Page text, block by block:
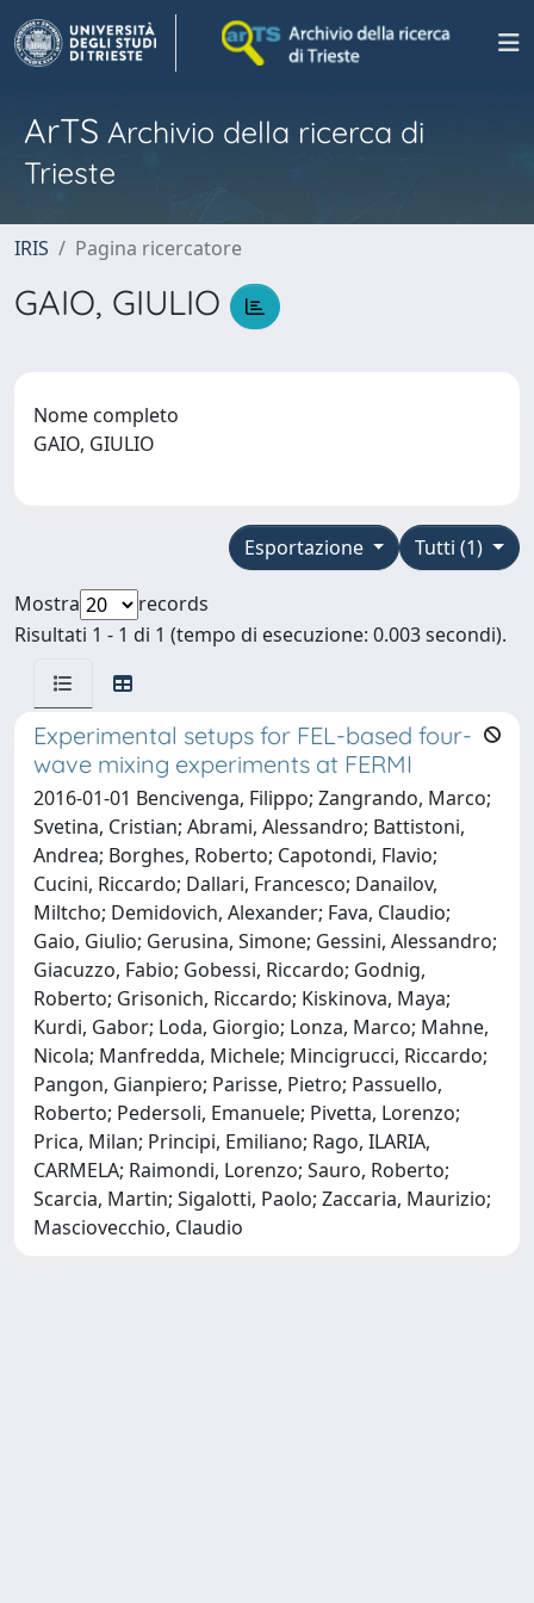
ArTS Archivio della ricerca di
Trieste
IRIS Pagina ricercatore
GAIO, GIULIO
Nome completo
GAIO, GIULIO
Tutti (1)
Esportazione
Mostra
records
Risultati 1 - 1 di 1 (tempo di esecuzione: 0.003 secondi).
Experimental setups for FEL-based four-
wave mixing experiments at FERMI
2016-01-01 Bencivenga, Filippo; Zangrando, Marco;
Svetina, Cristian; Abrami, Alessandro; Battistoni,
Andrea; Borghes, Roberto; Capotondi, Flavio;
Cucini, Riccardo; Dallari, Francesco; Danailov,
Miltcho; Demidovich, Alexander; Fava, Claudio;
Gaio, Giulio; Gerusina, Simone; Gessini, Alessandro;
Giacuzzo, Fabio; Gobessi, Riccardo; Godnig,
Roberto; Grisonich, Riccardo; Kiskinova, Maya;
Kurdi, Gabor; Loda, Giorgio; Lonza, Marco; Mahne,
Nicola; Manfredda, Michele; Mincigrucci, Riccardo;
Pangon, Gianpiero; Parisse, Pietro; Passuello,
Roberto; Pedersoli, Emanuele; Pivetta, Lorenzo;
Prica, Milan; Principi, Emiliano; Rago, ILARIA,
CARMELA; Raimondi, Lorenzo; Sauro, Roberto;
Scarcia, Martin; Sigalotti, Paolo; Zaccaria, Maurizio;
Masciovecchio, Claudio